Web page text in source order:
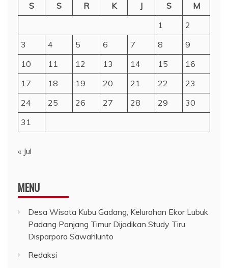
S
S R K J S
M
1
2
3
4 5 6 7 8
9
10
11 12 13 14 15
16
17
18 19 20 21 22
23
24
25 26 27 28 29
30
31
« Jul
MENU
Desa Wisata Kubu Gadang, Kelurahan Ekor Lubuk
Padang Panjang Timur Dijadikan Study Tiru
Disparpora Sawahlunto
Redaksi